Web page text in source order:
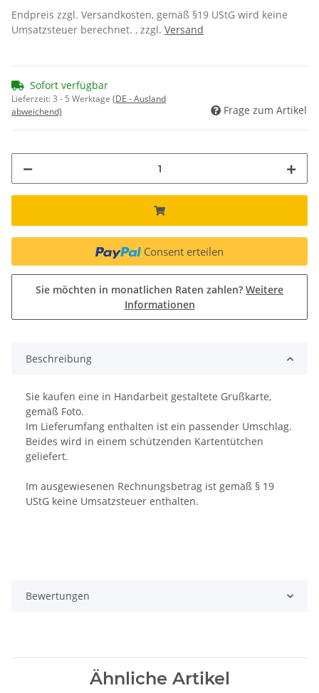
Endpreis zzgl. Versandkosten, gemäß §19 UStG wird keine
Umsatzsteuer berechnet. , zzgl. Versand
Sofort verfügbar
Lieferzeit:3 - 5 Werktage (DE - Ausland
abweichend)
Frage zum Artikel
Consent erteilen
Sie möchten in monatlichen Raten zahlen? Weitere
Informationen
Beschreibung
Sie kaufen eine in Handarbeit gestaltete Grußkarte,
gemäß Foto.
Im Lieferumfang enthalten ist ein passender Umschlag.
Beides wird in einem schützenden Kartentütchen
geliefert.
Im ausgewiesenen Rechnungsbetrag ist gemäß § 19
UStG keine Umsatzsteuer enthalten.
Bewertungen
Ähnliche Artikel